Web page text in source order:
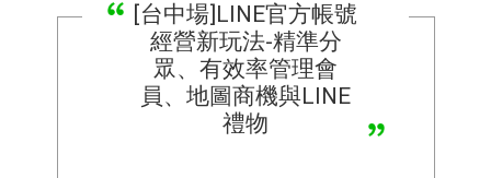
[台中場]LINE官方帳號
經營新玩法-精準分
眾、有效率管理會
員、地圖商機與LINE
禮物